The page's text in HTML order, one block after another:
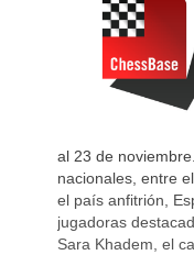
al 23 de
nacionales, entre
el país anfitrión,
jugadoras
Sara Khadem, el